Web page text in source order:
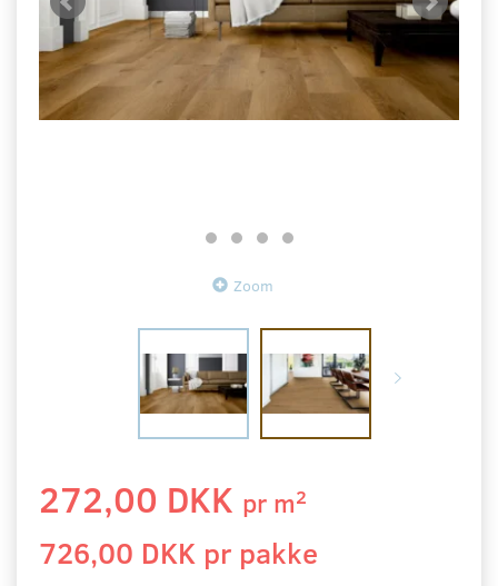
Zoom
272,00 DKK pr m2
726,00 DKK pr pakke